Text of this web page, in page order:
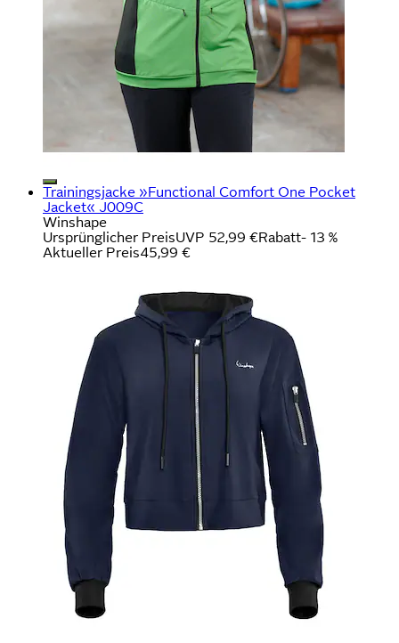
Trainingsjacke »Functional Comfort One Pocket
Jacket« J009C
Winshape
Ursprünglicher PreisUVP 52,99 €Rabatt- 13 %
Aktueller Preis45,99 €